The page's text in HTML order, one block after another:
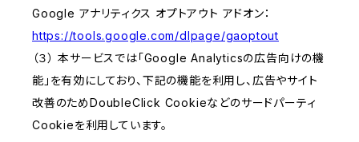
Google アナリティクス オプトアウト アドオン：
https://tools.google.com/dlpage/gaoptout
（３） 本サービスでは「Google Analyticsの広告向けの機
能」を有効にしており、下記の機能を利用し、広告やサイト
改善のためDoubleClick Cookieなどのサードパーティ
Cookieを利用しています。